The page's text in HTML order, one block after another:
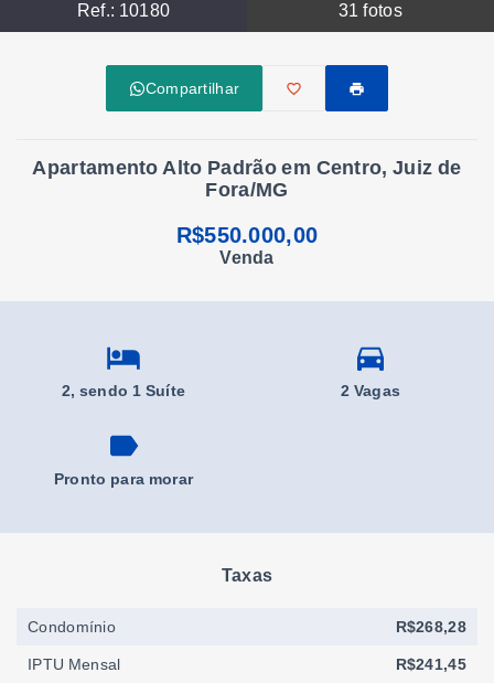
Ref.: 10180 31 fotos
Compartilhar
Apartamento Alto Padrão em Centro, Juiz de
Fora/MG
R$550.000,00
Venda
2, sendo 1 Suíte 2 Vagas
Pronto para morar
Taxas
Condomínio R$268,28
IPTU Mensal R$241,45